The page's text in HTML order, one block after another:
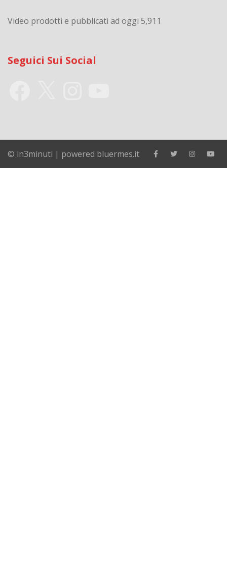
Video prodotti e pubblicati ad oggi 5,911
Seguici Sui Social
© in3minuti | powered bluermes.it